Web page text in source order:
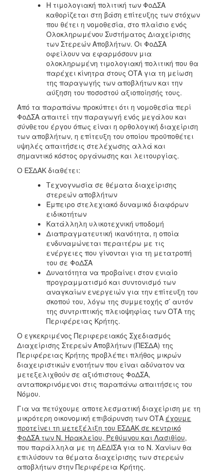
Η τιμολογιακή πολιτική των ΦοΔΣΑ
καθορίζεται στη βάση επίτευξης των στόχων
που θέτει η νομοθεσία, στο πλαίσιο ενός
Ολοκληρωμένου Συστήματος Διαχείρισης
των Στερεών Αποβλήτων. Οι ΦοΔΣΑ
οφείλουν να εφαρμόσουν μια
ολοκληρωμένη τιμολογιακή πολιτική που θα
παρέχει κίνητρα στους ΟΤΑ για τη μείωση
της παραγωγής των αποβλήτων και την
αύξηση του ποσοστού αξιοποίησής τους.
Από τα παραπάνω προκύπτει ότι η νομοθεσία περί
ΦοΔΣΑ απαιτεί την παραγωγή ενός μεγάλου και
σύνθετου έργου όπως είναι η ορθολογική διαχείριση
των αποβλήτων, η επίτευξη του οποίου προϋποθέτει
υψηλές απαιτήσεις στελέχωσης αλλά και
σημαντικό κόστος οργάνωσης και λειτουργίας.
Ο ΕΣΔΑΚ διαθέτει:
Τεχνογνωσία σε θέματα διαχείρισης
στερεών αποβλήτων
Έμπειρο στελεχιακό δυναμικό διαφόρων
ειδικοτήτων
Κατάλληλη υλικοτεχνική υποδομή
Διαπραγματευτική ικανότητα, η οποία
ενδυναμώνεται περαιτέρω με τις
ενέργειες που γίνονται για τη μετατροπή
του σε ΦοΔΣΑ
Δυνατότητα να προβαίνει στον ενιαίο
προγραμματισμό και συντονισμό των
αναγκαίων ενεργειών για την επίτευξη του
σκοπού του, λόγω της συμμετοχής σ’ αυτόν
της συντριπτικής πλειοψηφίας των ΟΤΑ της
Περιφέρειας Κρήτης.
Ο εγκεκριμένος Περιφερειακός Σχεδιασμός
Διαχείρισης Στερεών Αποβλήτων (ΠΕΣΔΑ) της
Περιφέρειας Κρήτης προβλέπει πλήθος μικρών
διαχειριστικών ενοτήτων που είναι αδύνατον να
μετεξελιχθούν σε αξιόπιστους ΦοΔΣΑ,
ανταποκρινόμενοι στις παραπάνω απαιτήσεις του
Νόμου.
Για να πετύχουμε αποτελεσματική διαχείριση με τη
μικρότερη οικονομική επιβάρυνση των ΟΤΑ έχουμε
προτείνει τη μετεξέλιξη του ΕΣΔΑΚ σε κεντρικό
ΦοΔΣΑ των Ν. Ηρακλείου, Ρεθύμνου και Λασιθίου,
που παράλληλα με τη ΔΕΔΙΣΑ για το Ν. Χανίων θα
επιλύσουν τα θέματα διαχείρισης των στερεών
αποβλήτων στην Περιφέρεια Κρήτης.